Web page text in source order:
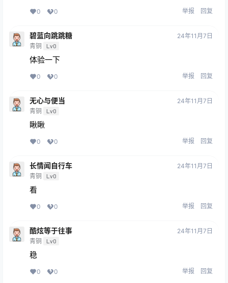
0 0 举报 回复
碧蓝向跳跳糖
青铜 Lv0
24年11月7日
体验一下
0 0 举报 回复
无心与便当
青铜 Lv0
24年11月7日
瞅瞅
0 0 举报 回复
长情闻自行车
青铜 Lv0
24年11月7日
看
0 0 举报 回复
酷炫等于往事
青铜 Lv0
24年11月7日
稳
0 0 举报 回复